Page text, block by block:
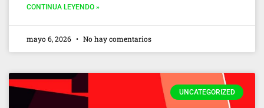
CONTINUA LEYENDO »
mayo 6, 2026 No hay comentarios
UNCATEGORIZED